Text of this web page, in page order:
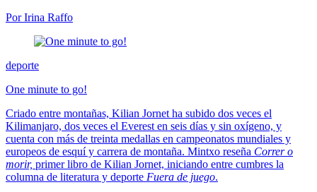
Por Irina Raffo
deporte
One minute to go!
Criado entre montañas, Kilian Jornet ha subido dos veces el
Kilimanjaro, dos veces el Everest en seis días y sin oxígeno, y
cuenta con más de treinta medallas en campeonatos mundiales y
europeos de esquí y carrera de montaña. Mintxo reseña Correr o
morir, primer libro de Kilian Jornet, iniciando entre cumbres la
columna de literatura y deporte Fuera de juego.